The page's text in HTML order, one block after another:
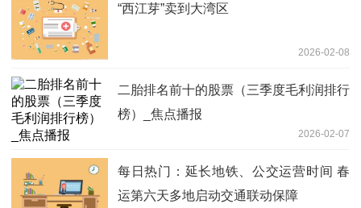
“西江芽”卖到大湾区
2026-02-08
二胎排名前十的股票（三季度毛利润排行
榜）_焦点播报
2026-02-07
每日热门：延长地铁、公交运营时间 春
运第六天多地启动交通联动保障